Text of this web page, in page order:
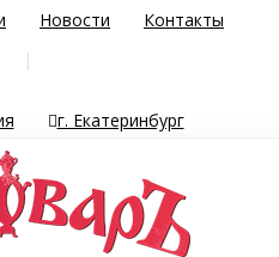
Новости
Контакты
г. Екатеринбург